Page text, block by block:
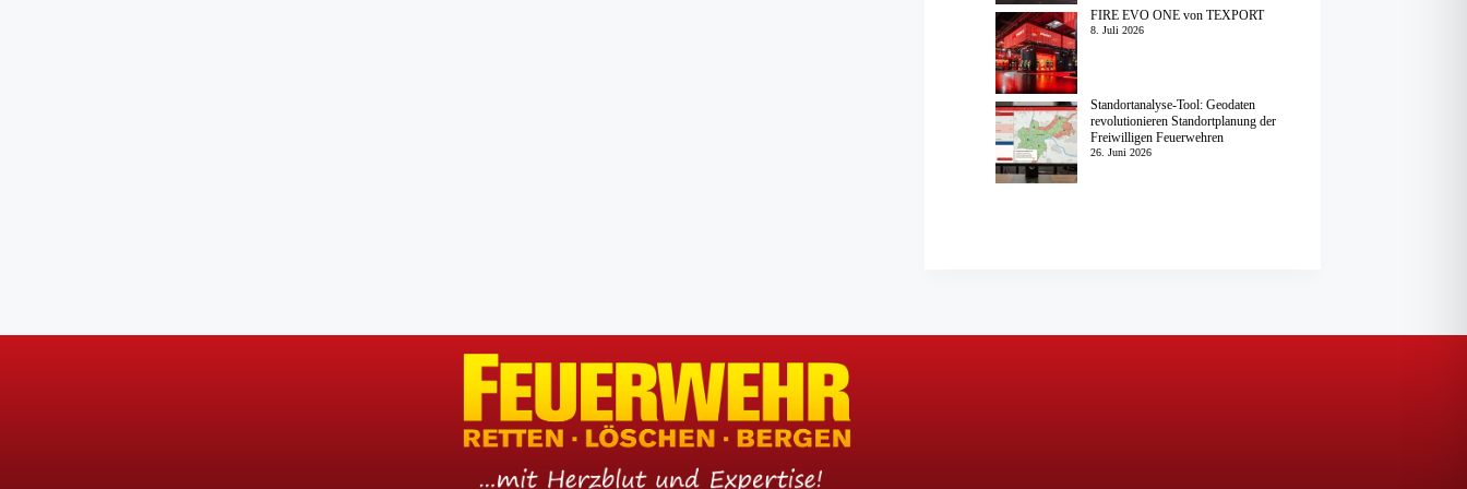
FIRE EVO ONE von TEXPORT
8. Juli 2026
Standortanalyse-Tool: Geodaten
revolutionieren Standortplanung der
Freiwilligen Feuerwehren
26. Juni 2026